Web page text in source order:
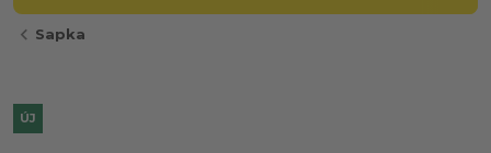
chevron_left Sapka
ÚJ